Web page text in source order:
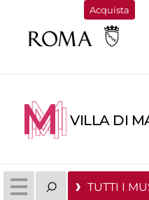
Acquista
VILLA DI
TUTTI I